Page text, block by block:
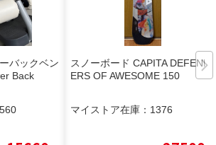
バックベン
Back
スノーボード CAPITA DEFEND
ERS OF AWESOME 150
マイストア在庫： 1376